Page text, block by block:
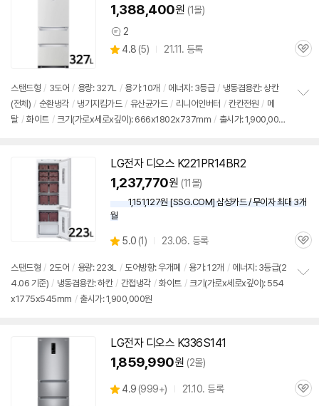
1,388,400원 (1몰)
상
품
2
별
4.8 (상
5) 21.11. 등록
관
스탠드형 / 3도어 / 용량: 327L / 용기: 10개 / 에너지: 3등급 / 냉동겸용칸: 상칸
(전체) / 순환냉각 / 냉기지킴가드 / 유산균가드 / 리니어인버터 / 칸칸전원 / 메
탈 / 화이트 / 크기(가로x세로x깊이): 666x1802x737mm / 출시가: 1,900,000
LG전자 디오스 K221PR14BR2
1,237,770원 (11몰)
1,151,127원 [SSG.COM] 삼성카드 / 무이자 최대 3개
월
별
점
5.0 (상
리
뷰
1) 23.06. 등록
관
스탠드형 / 2도어 / 용량: 223L / 도어방향: 우개폐 / 용기: 12개 / 에너지: 3등급(2
4.06 기준) / 냉동겸용칸: 하칸 / 간접냉각 / 화이트 / 크기(가로x세로x깊이): 554
x1775x545mm / 출시가: 1,900,000원
LG전자 디오스 K336S141
1,859,990원 (2몰)
별
4.9 (상
999+) 21.10. 등록
관